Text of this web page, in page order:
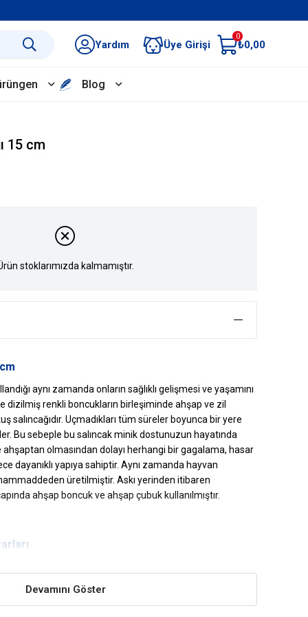
Yardım Üye Girişi
0
₺0,00
Blog
15 cm
stoklarımızda kalmamıştır.
aynı zamanda onların sağlıklı gelişmesi ve yaşamını
dizilmiş renkli boncukların birleşiminde ahşap ve zil
salıncağıdır. Uçmadıkları tüm süreler boyunca bir yere
Bu sebeple bu salıncak minik dostunuzun hayatında
ahşaptan olmasından dolayı herhangi bir gagalama, hasar
dayanıklı yapıya sahiptir. Aynı zamanda hayvan
üretilmiştir. Askı yerinden itibaren
ahşap boncuk ve ahşap çubuk kullanılmıştır.
kafesin içerisine renk katar. Hoş görünümüyle hem
kazanır.
Devamını Göster